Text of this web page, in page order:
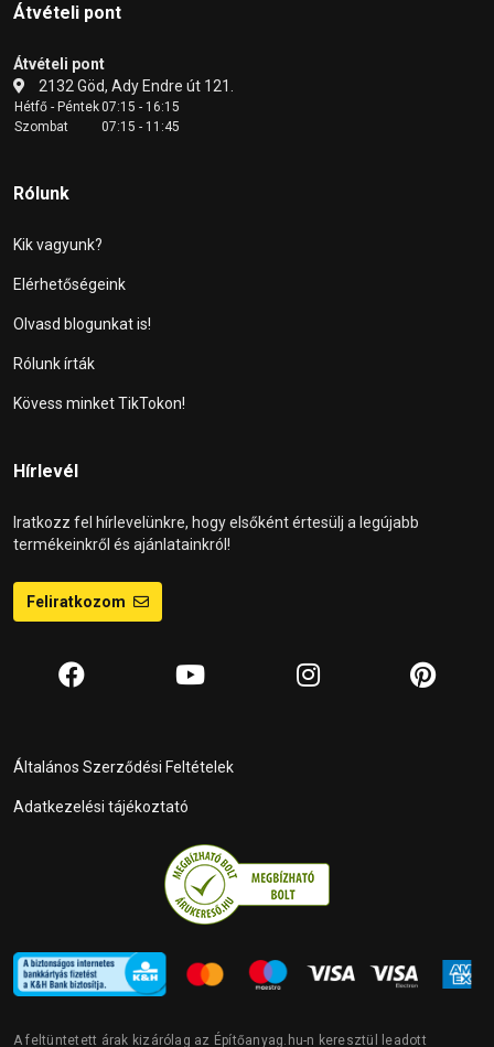
Átvételi pont
Átvételi pont
2132 Göd, Ady Endre út 121.
Hétfő - Péntek07:15 - 16:15
Szombat
07:15 - 11:45
Rólunk
Kik vagyunk?
Elérhetőségeink
Olvasd blogunkat is!
Rólunk írták
Kövess minket TikTokon!
Hírlevél
Iratkozz fel hírlevelünkre, hogy elsőként értesülj a legújabb
termékeinkről és ajánlatainkról!
Feliratkozom
Általános Szerződési Feltételek
Adatkezelési tájékoztató
A feltüntetett árak kizárólag az Építőanyag.hu-n keresztül leadott